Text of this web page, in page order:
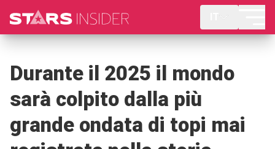
Durante il 2025 il mondo
sarà colpito dalla più
grande ondata di topi mai